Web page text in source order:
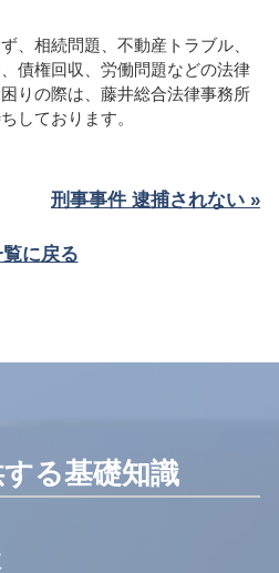
、相続問題、不動産トラブル、
債権回収、労働問題などの法律
りの際は、藤井総合法律事務所
しております。
刑事事件 逮捕されない »
に戻る
る基礎知識